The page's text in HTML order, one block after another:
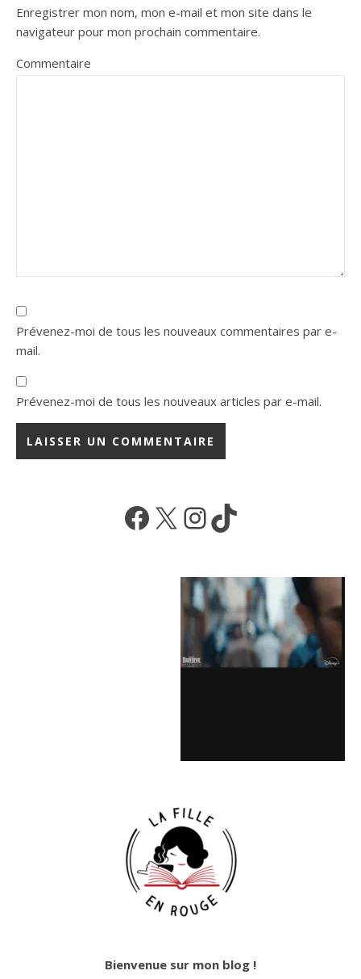
Enregistrer mon nom, mon e-mail et mon site dans le
navigateur pour mon prochain commentaire.
Commentaire
Prévenez-moi de tous les nouveaux commentaires par e-
mail.
Prévenez-moi de tous les nouveaux articles par e-mail.
Facebook
X Instagram
TikTok
Bienvenue sur mon blog !